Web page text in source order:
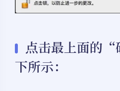
点击最上面的
下所示：